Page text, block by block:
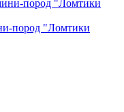
пород "Ломтики